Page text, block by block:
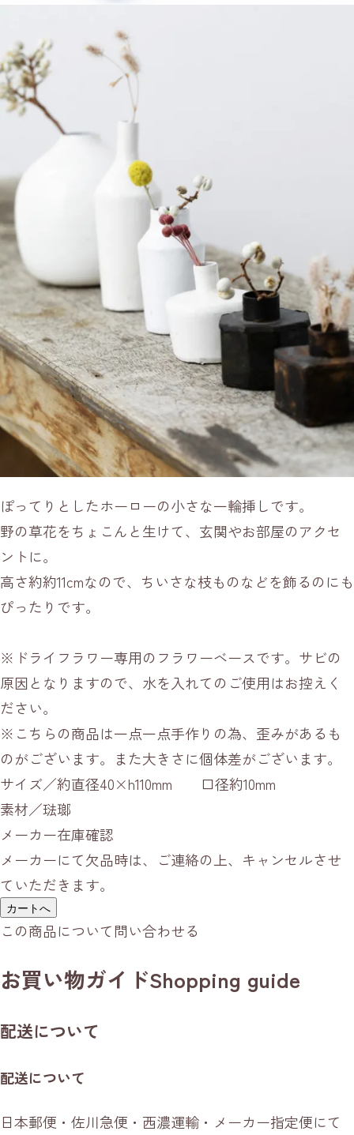
ぽってりとしたホーローの小さな一輪挿しです。
野の草花をちょこんと生けて、玄関やお部屋のアクセ
ントに。
高さ約約11cmなので、ちいさな枝ものなどを飾るのにも
ぴったりです。
※ドライフラワー専用のフラワーベースです。サビの
原因となりますので、水を入れてのご使用はお控えく
ださい。
※こちらの商品は一点一点手作りの為、歪みがあるも
のがございます。また大きさに個体差がございます。
サイズ／約直径40×h110mm 口径約10mm
素材／琺瑯
メーカー在庫確認
メーカーにて欠品時は、ご連絡の上、キャンセルさせ
ていただきます。
カートへ
この商品について問い合わせる
お買い物ガイドShopping guide
配送について
配送について
日本郵便・佐川急便・西濃運輸・メーカー指定便にて